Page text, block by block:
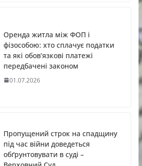
Оренда житла між ФОП і
фізособою: хто сплачує податки
та які обов’язкові платежі
передбачені законом
01.07.2026
Пропущений строк на спадщину
під час війни доведеться
обґрунтовувати в суді –